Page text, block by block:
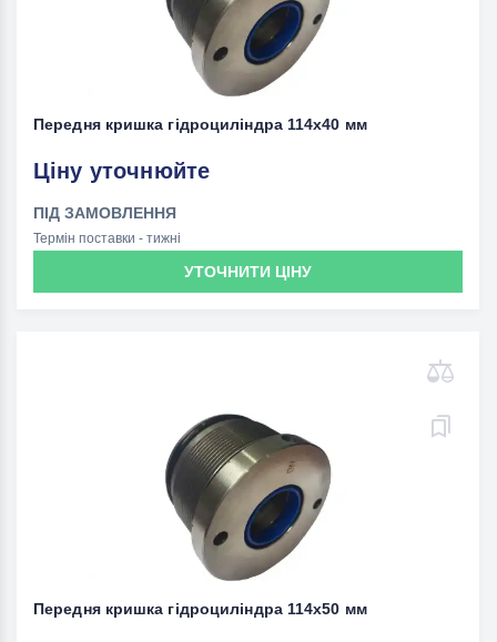
Передня кришка гідроциліндра 114x40 мм
Ціну уточнюйте
ПІД ЗАМОВЛЕННЯ
Термін поставки - тижні
УТОЧНИТИ ЦІНУ
Передня кришка гідроциліндра 114x50 мм